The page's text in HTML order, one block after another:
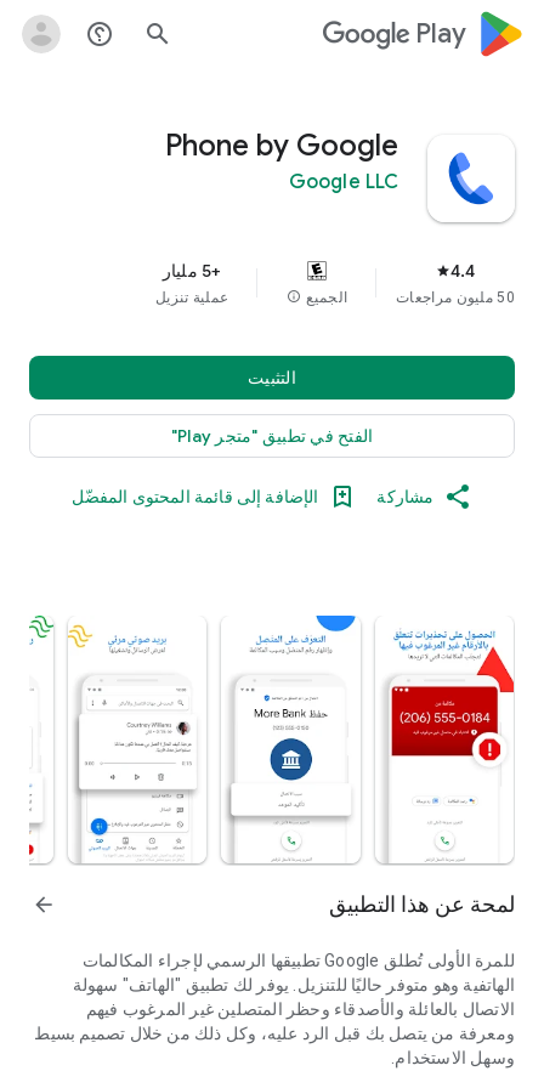
google_logo Play
search
help_outline
Phone by Google
Google LLC
4.4
star
50 مليون مراجعات الجميع info
+5 مليار
عملية تنزيل
التثبيت
الفتح في تطبيق "متجر Play"
مشاركة الإضافة إلى قائمة المحتوى المفضّل
لمحة عن هذا التطبيق arrow_forward
للمرة الأولى تُطلق Google تطبيقها الرسمي لإجراء المكالمات
الهاتفية وهو متوفر حاليًا للتنزيل. يوفر لك تطبيق "الهاتف" سهولة
الاتصال بالعائلة والأصدقاء وحظر المتصلين غير المرغوب فيهم
ومعرفة من يتصل بك قبل الرد عليه، وكل ذلك من خلال تصميم بسيط
وسهل الاستخدام.